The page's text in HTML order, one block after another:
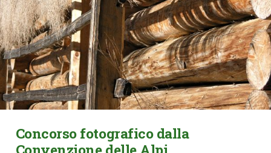
Concorso fotografico dalla
Convenzione delle Alpi